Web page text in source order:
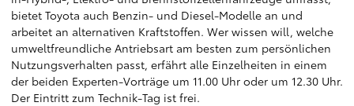
bietet Toyota auch Benzin- und Diesel-Modelle an und
arbeitet an alternativen Kraftstoffen. Wer wissen will, welche
umweltfreundliche Antriebsart am besten zum persönlichen
Nutzungsverhalten passt, erfährt alle Einzelheiten in einem
der beiden Experten-Vorträge um 11.00 Uhr oder um 12.30 Uhr.
Der Eintritt zum Technik-Tag ist frei.